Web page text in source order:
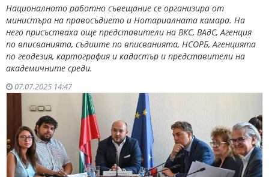
Националното работно съвещание се организира от
министъра на правосъдието и Нотариалната камара. На
него присъстваха още представители на ВКС, ВАдС, Агенция
по вписванията, съдиите по вписванията, НСОРБ, Агенцията
по геодезия, картография и кадастър и представители на
академичните среди.
07.07.2025 14:47